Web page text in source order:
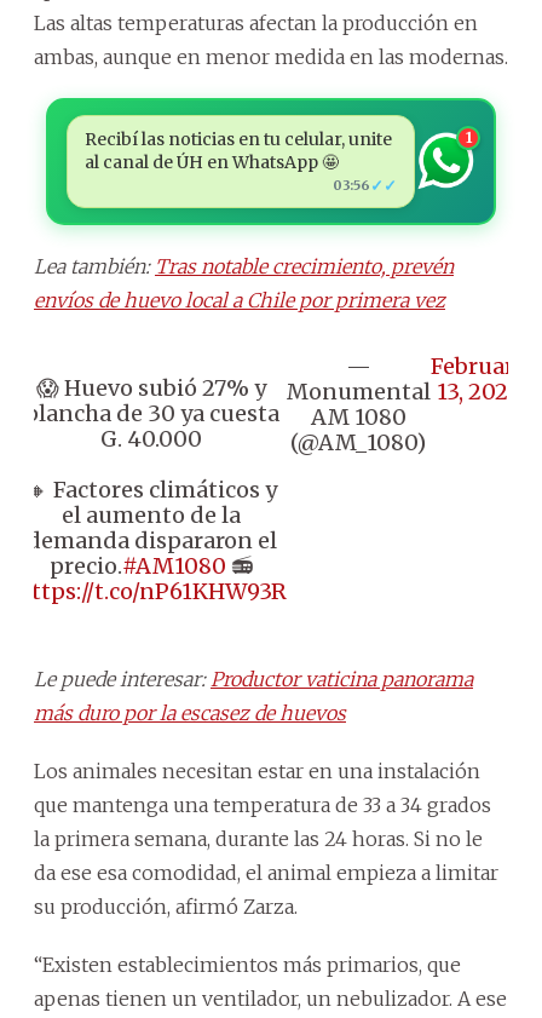
Las altas temperaturas afectan la producción en
ambas, aunque en menor medida en las modernas.
Recibí las noticias en tu celular, unite
al canal de ÚH en WhatsApp 🤩
03:56 ✓✓
1
Lea también: Tras notable crecimiento, prevén
envíos de huevo local a Chile por primera vez
😱 Huevo subió 27% y
plancha de 30 ya cuesta
G. 40.000
🔸 Factores climáticos y
el aumento de la
demanda dispararon el
precio.#AM1080 📻
https://t.co/nP61KHW93R
—
Monumental
AM 1080
(@AM_1080)
February
13, 2025
Le puede interesar: Productor vaticina panorama
más duro por la escasez de huevos
Los animales necesitan estar en una instalación
que mantenga una temperatura de 33 a 34 grados
la primera semana, durante las 24 horas. Si no le
da ese esa comodidad, el animal empieza a limitar
su producción, afirmó Zarza.
“Existen establecimientos más primarios, que
apenas tienen un ventilador, un nebulizador. A ese